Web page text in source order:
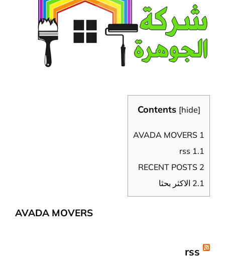
Contents [hide]
1
1.1
2
2.1 الاكثر بحثا
AVADA MOVERS
rss